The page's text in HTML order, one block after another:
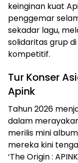
keinginan kuat
penggemar
sekadar lagu,
solidaritas grup
kompetitif.
Tur Konser
Apink
Tahun 2026
dalam
merilis mini album
mereka kini
‘The Origin :